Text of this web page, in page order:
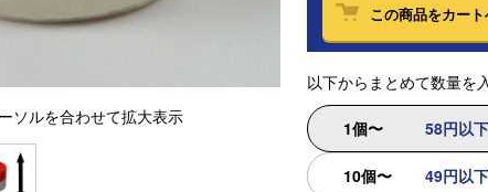
ソルを合わせて拡大表示
この商品をカート
以下からまとめて数量を
1個〜 58円以下
10個〜 49円以下